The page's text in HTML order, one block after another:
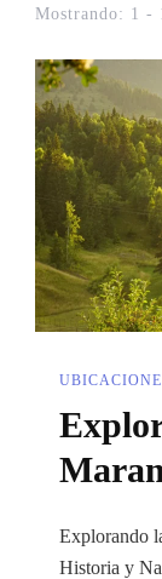
Mostrando: 1 -
Explorando
Historia y